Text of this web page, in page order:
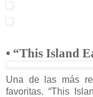
• “This Island
Una de las más
favoritas. “This